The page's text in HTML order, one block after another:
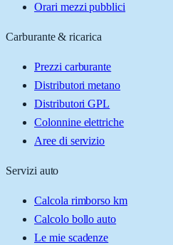
Orari mezzi pubblici
Carburante & ricarica
Prezzi carburante
Distributori metano
Distributori GPL
Colonnine elettriche
Aree di servizio
Servizi auto
Calcola rimborso km
Calcolo bollo auto
Le mie scadenze